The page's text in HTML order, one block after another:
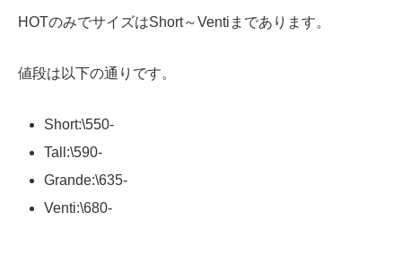
HOTのみでサイズはShort～Ventiまであります。
値段は以下の通りです。
Short:\550-
Tall:\590-
Grande:\635-
Venti:\680-